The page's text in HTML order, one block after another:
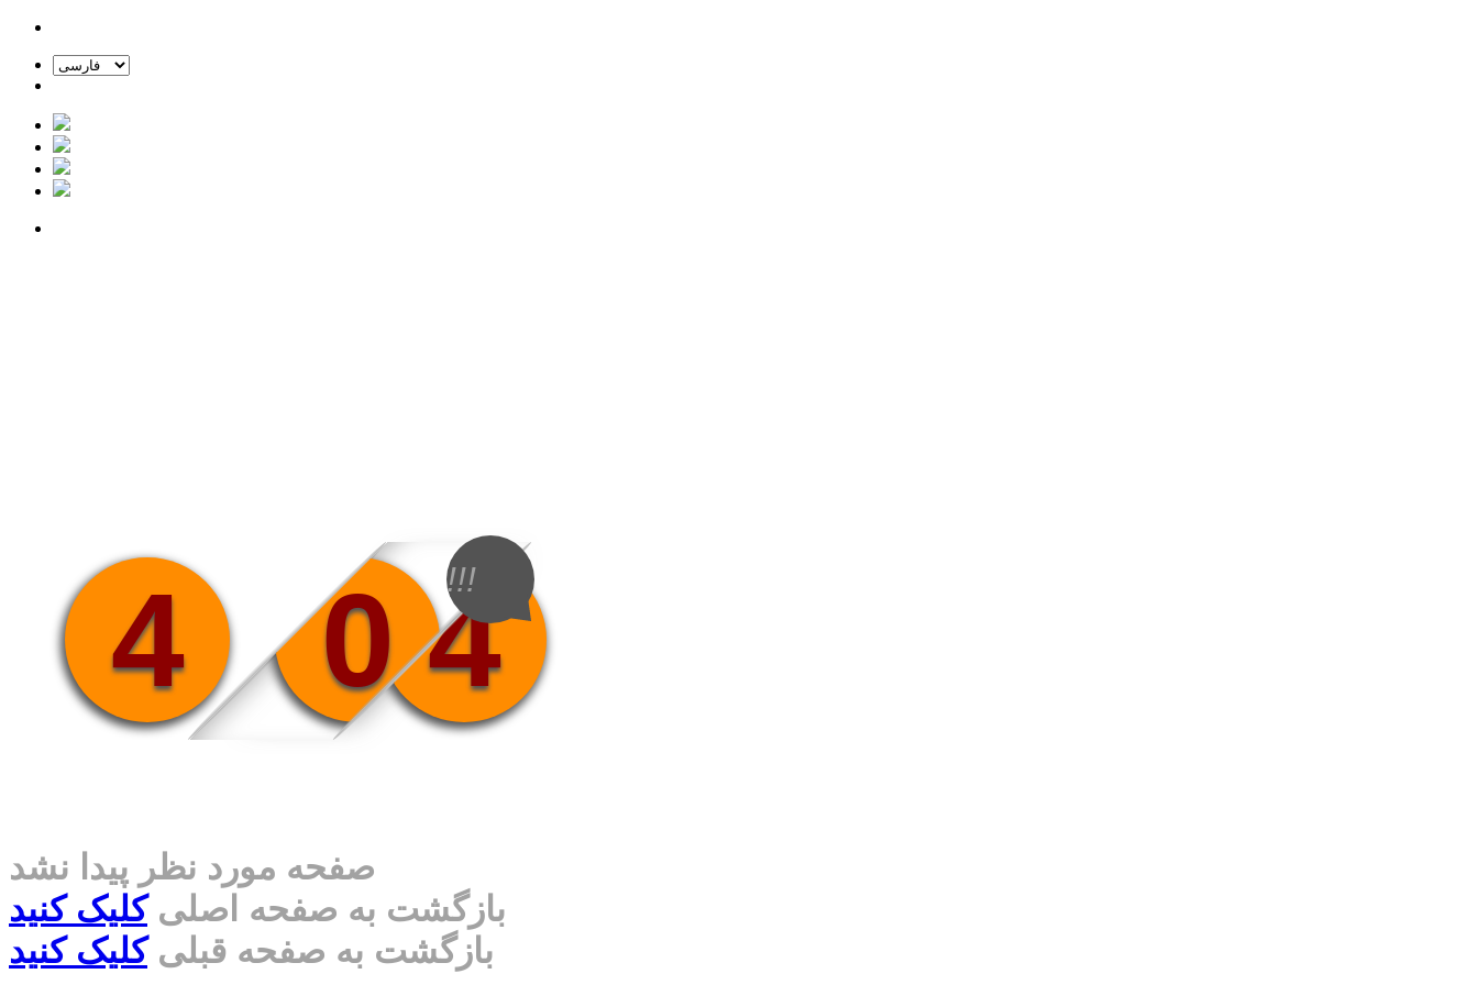
4 0 4
!!!
صفحه مورد نظر پیدا نشد
بازگشت به صفحه اصلیکلیک کنید
بازگشت به صفحه قبلیکلیک کنید